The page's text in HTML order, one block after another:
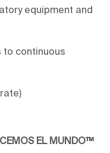
equipment and
to continuous
EL MUNDO™